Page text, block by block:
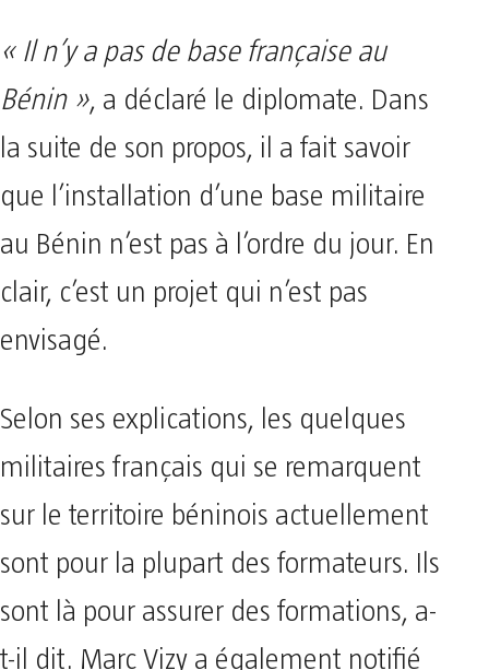
« Il n’y a pas de base française au
Bénin », a déclaré le diplomate. Dans
la suite de son propos, il a fait savoir
que l’installation d’une base militaire
au Bénin n’est pas à l’ordre du jour. En
clair, c’est un projet qui n’est pas
envisagé.
Selon ses explications, les quelques
militaires français qui se remarquent
sur le territoire béninois actuellement
sont pour la plupart des formateurs. Ils
sont là pour assurer des formations, a-
t-il dit. Marc Vizy a également notifié